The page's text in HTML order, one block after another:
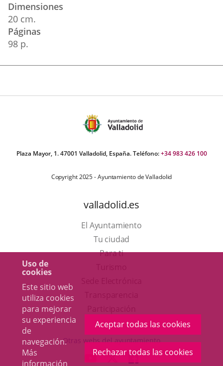
Uso de
cookies
Este sitio web
utiliza cookies
para mejorar
su experiencia
de
navegación.
Más
información
Aceptar todas las cookies
Rechazar todas las cookies
Dimensiones
20 cm.
Páginas
98 p.
Plaza Mayor, 1. 47001 Valladolid, España. Teléfono:+34 983 426 100
Copyright 2025 - Ayuntamiento de Valladolid
valladolid.es
El Ayuntamiento
Tu ciudad
Para ti
en
una
ventana
aplicación
externa.
Otras webs del ayuntamiento
ENLACEENLACEENLACE